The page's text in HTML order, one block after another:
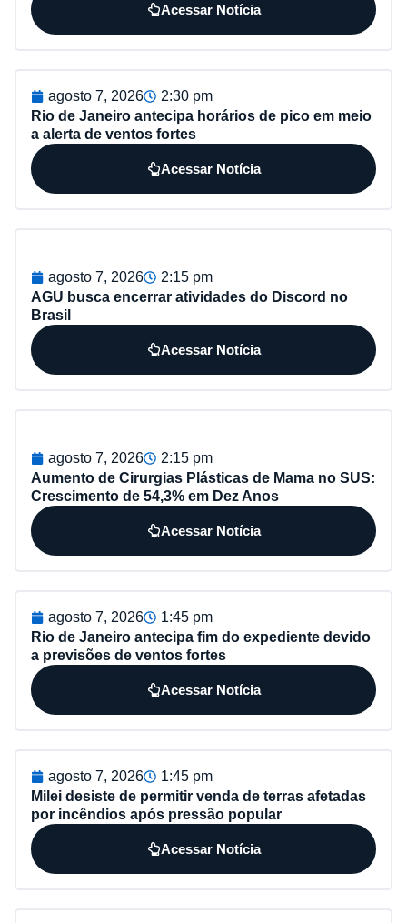
Acessar Notícia
agosto 7, 2026
2:30 pm
Rio de Janeiro antecipa horários de pico em meio
a alerta de ventos fortes
Acessar Notícia
agosto 7, 2026
2:15 pm
AGU busca encerrar atividades do Discord no
Brasil
Acessar Notícia
agosto 7, 2026
2:15 pm
Aumento de Cirurgias Plásticas de Mama no SUS:
Crescimento de 54,3% em Dez Anos
Acessar Notícia
agosto 7, 2026
1:45 pm
Rio de Janeiro antecipa fim do expediente devido
a previsões de ventos fortes
Acessar Notícia
agosto 7, 2026
1:45 pm
Milei desiste de permitir venda de terras afetadas
por incêndios após pressão popular
Acessar Notícia